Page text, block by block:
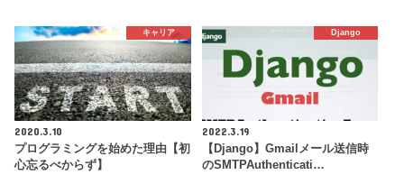
キャリア
2020.3.10
プログラミングを始めた理由【初
心忘るべからず】
Django
2022.3.19
【Django】Gmailメール送信時
のSMTPAuthenticati…